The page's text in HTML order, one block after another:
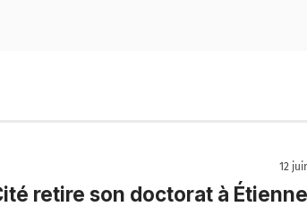
12
retire son doctorat à Étienne